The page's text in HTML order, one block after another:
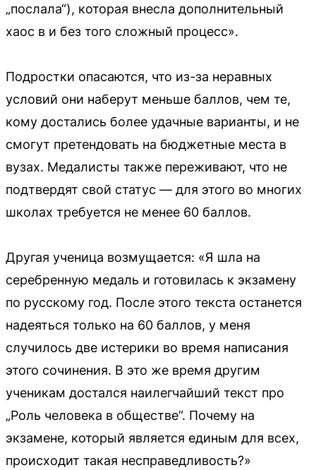
„послала“), которая внесла дополнительный
хаос в и без того сложный процесс».
Подростки опасаются, что из-за неравных
условий они наберут меньше баллов, чем те,
кому достались более удачные варианты, и не
смогут претендовать на бюджетные места в
вузах. Медалисты также переживают, что не
подтвердят свой статус — для этого во многих
школах требуется не менее 60 баллов.
Другая ученица возмущается: «Я шла на
серебренную медаль и готовилась к экзамену
по русскому год. После этого текста останется
надеяться только на 60 баллов, у меня
случилось две истерики во время написания
этого сочинения. В это же время другим
ученикам достался наилегчайший текст про
„Роль человека в обществе“. Почему на
экзамене, который является единым для всех,
происходит такая несправедливость?»